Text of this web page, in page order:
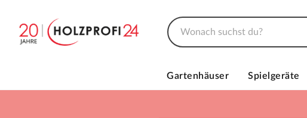
Gartenhäuser Spielgeräte